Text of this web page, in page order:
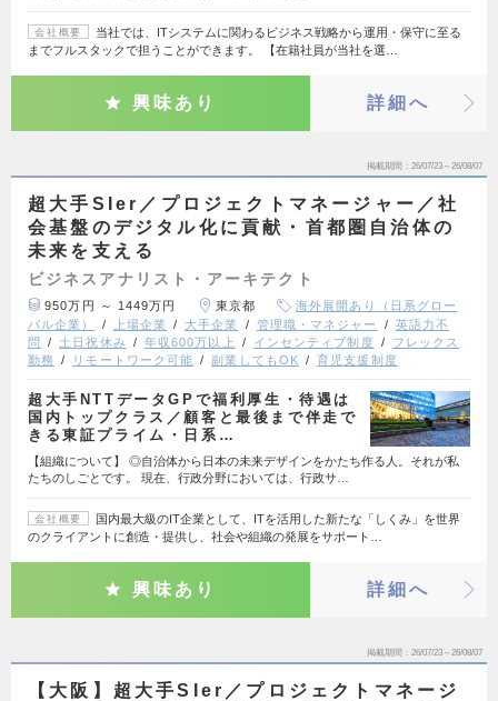
会社概要
当社では、ITシステムに関わるビジネス戦略から運用・保守に至る
までフルスタックで担うことができます。 【在籍社員が当社を選…
興味あり 詳細へ
掲載期間 26/07/23～26/08/07
超大手SIer／プロジェクトマネージャー／社
会基盤のデジタル化に貢献・首都圏自治体の
未来を支える
ビジネスアナリスト・アーキテクト
950万円 ～ 1449万円 東京都
海外展開あり（日系グロー
バル企業）
上場企業 大手企業 管理職・マネジャー
英語力不
問
土日祝休み 年収600万以上 インセンティブ制度
フレックス
勤務
リモートワーク可能 副業してもOK 育児支援制度
超大手NTTデータGPで福利厚生・待遇は
国内トップクラス／顧客と最後まで伴走で
きる東証プライム・日系…
【組織について】 ◎自治体から日本の未来デザインをかたち作る人。それが私
たちのしごとです。 現在、行政分野においては、行政サ…
会社概要
国内最大級のIT企業として、ITを活用した新たな「しくみ」を世界
のクライアントに創造・提供し、社会や組織の発展をサポート…
興味あり 詳細へ
掲載期間 26/07/23～26/08/07
【大阪】超大手SIer／プロジェクトマネージ